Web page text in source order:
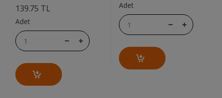
139.75 TL
Adet
Adet